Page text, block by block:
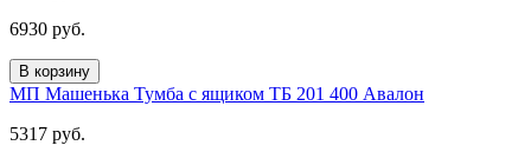
6930 руб.
В корзину
МП Машенька Тумба с ящиком ТБ 201 400 Авалон
5317 руб.